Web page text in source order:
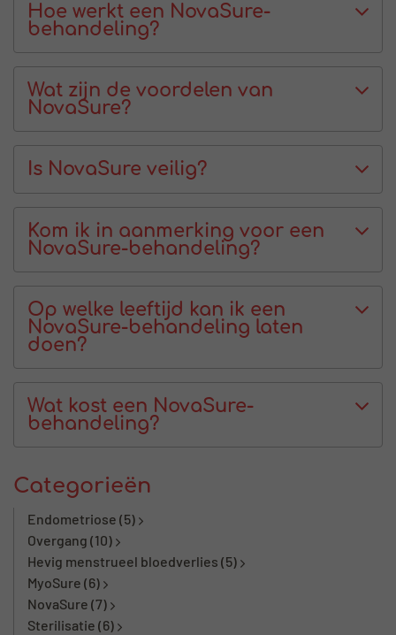
Hoe werkt een NovaSure-
behandeling?
Wat zijn de voordelen van
NovaSure?
Is NovaSure veilig?
Kom ik in aanmerking voor een
NovaSure-behandeling?
Op welke leeftijd kan ik een
NovaSure-behandeling laten
doen?
Wat kost een NovaSure-
behandeling?
Categorieën
Endometriose (5)
Overgang (10)
Hevig menstrueel bloedverlies (5)
MyoSure (6)
NovaSure (7)
Sterilisatie (6)